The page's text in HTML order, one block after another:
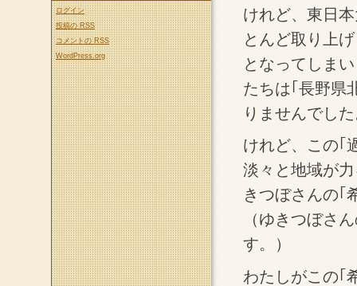
けれど、東日
とんど取り上
となってしま
たちは｢長野県
りませんでし
けれど、この｢
淡々と地域が
きつぼさんの｢
（ゆきつぼさ
す。）
わたしがこの｢
ログイン
投稿の RSS
コメントの RSS
WordPress.org